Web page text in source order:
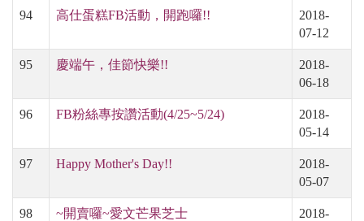
94 高仕蛋糕FB活動，開跑囉!!
2018-
07-12
95 慶端午，佳節快樂!!
2018-
06-18
96 FB粉絲專按讚活動(4/25~5/24)
2018-
05-14
97 Happy Mother's Day!!
2018-
05-07
98 ~開賣囉~愛文芒果芝士
2018-